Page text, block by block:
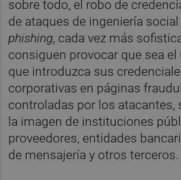
sobre todo, el robo de
de ataques de ingeniería social
phishing, cada vez más
consiguen provocar que sea el
que introduzca sus
corporativas en páginas
controladas por los atacantes,
la imagen de instituciones
proveedores, entidades
de mensajería y otros terceros.